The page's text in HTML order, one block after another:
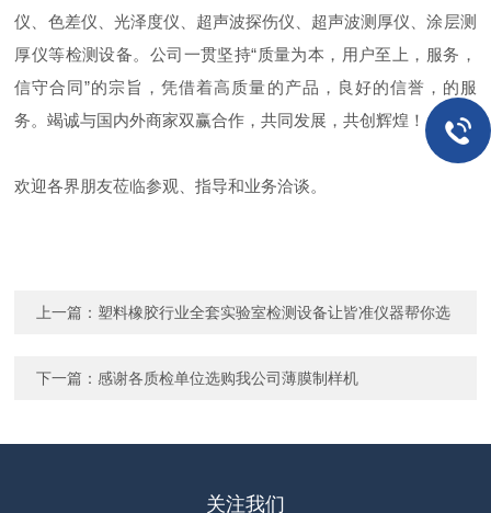
仪、色差仪、光泽度仪、超声波探伤仪、超声波测厚仪、涂层测
厚仪等检测设备。公司一贯坚持“质量为本，用户至上，服务，
信守合同”的宗旨，凭借着高质量的产品，良好的信誉，的服
务。竭诚与国内外商家双赢合作，共同发展，共创辉煌！
欢迎各界朋友莅临参观、指导和业务洽谈。
上一篇： 塑料橡胶行业全套实验室检测设备让皆准仪器帮你选
下一篇： 感谢各质检单位选购我公司薄膜制样机
关注我们